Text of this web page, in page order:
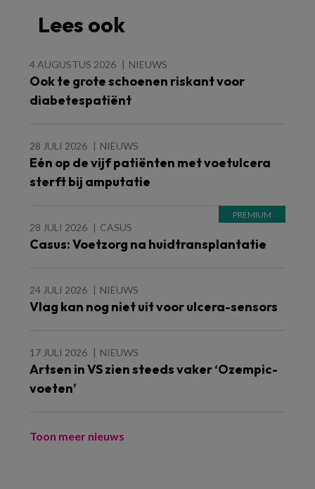
Lees ook
4 AUGUSTUS 2026 NIEUWS
Ook te grote schoenen riskant voor
diabetespatiënt
28 JULI 2026 NIEUWS
Eén op de vijf patiënten met voetulcera
sterft bij amputatie
28 JULI 2026 CASUS
Casus: Voetzorg na huidtransplantatie
24 JULI 2026 NIEUWS
Vlag kan nog niet uit voor ulcera-sensors
17 JULI 2026 NIEUWS
Artsen in VS zien steeds vaker ‘Ozempic-
voeten’
Toon meer nieuws